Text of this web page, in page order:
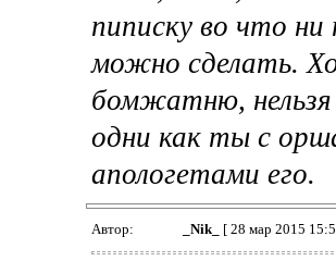
пиписку во что ни
можно сделать.
бомжатню, нельзя
одни как ты с
апологетами его.
Автор: _Nik_ [ 28 мар 2015